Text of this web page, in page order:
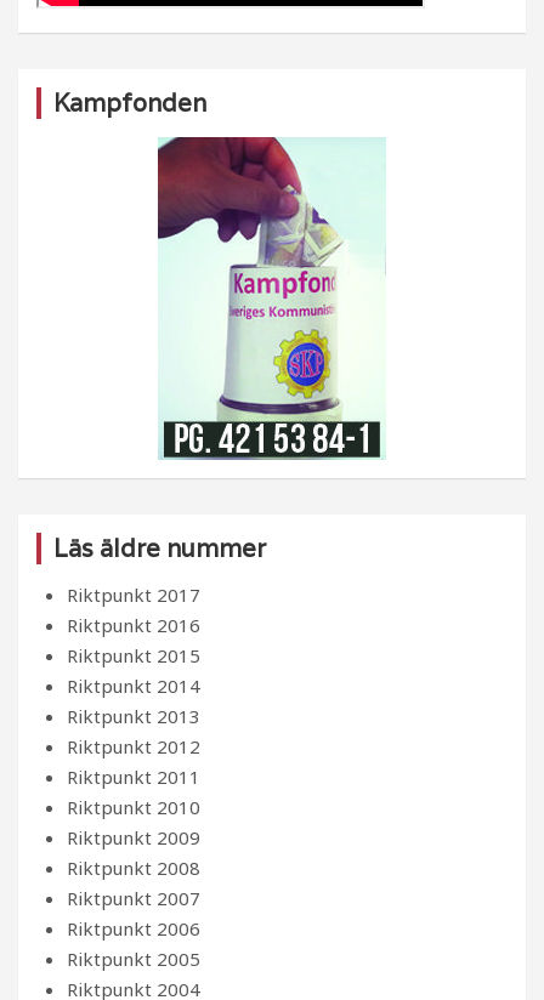
Kampfonden
Läs äldre nummer
Riktpunkt 2017
Riktpunkt 2016
Riktpunkt 2015
Riktpunkt 2014
Riktpunkt 2013
Riktpunkt 2012
Riktpunkt 2011
Riktpunkt 2010
Riktpunkt 2009
Riktpunkt 2008
Riktpunkt 2007
Riktpunkt 2006
Riktpunkt 2005
Riktpunkt 2004